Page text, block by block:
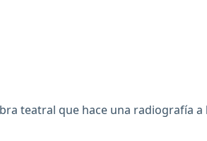
teatral que hace una radiografía